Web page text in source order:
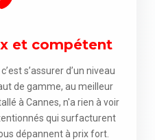
et compétent
s’assurer d’un niveau
de gamme, au meilleur
à Cannes, n'a rien à voir
qui surfacturent
dépannent à prix fort.